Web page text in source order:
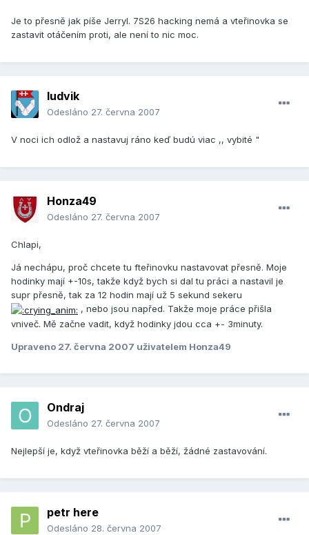
Je to přesně jak píše Jerryl. 7S26 hacking nemá a vteřinovka se
zastavit otáčením proti, ale není to nic moc.
ludvik
Odesláno 27. června 2007
V noci ich odlož a nastavuj ráno keď budú viac ,, vybité "
Honza49
Odesláno 27. června 2007
Chlapi,
Já nechápu, proč chcete tu fteřinovku nastavovat přesně. Moje
hodinky mají +-10s, takže když bych si dal tu práci a nastavil je
supr přesně, tak za 12 hodin mají už 5 sekund sekeru
, nebo jsou napřed. Takže moje práce přišla
vniveč. Mě začne vadit, když hodinky jdou cca +- 3minuty.
Upraveno 27. června 2007 uživatelem Honza49
Ondraj
Odesláno 27. června 2007
Nejlepší je, když vteřinovka běží a běží, žádné zastavování.
petr here
Odesláno 28. června 2007